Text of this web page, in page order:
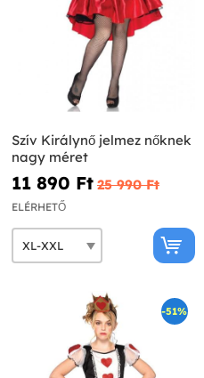
Szív Királynő jelmez nőknek
nagy méret
11 890 Ft‎ 25 990 Ft‎
ELÉRHETŐ
-51%